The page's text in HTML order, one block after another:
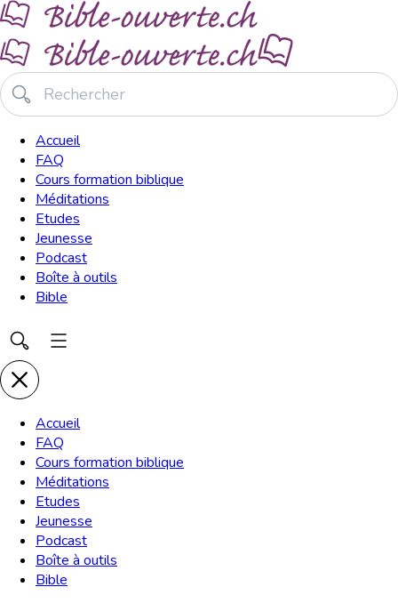
Accueil
FAQ
Cours formation biblique
Méditations
Etudes
Jeunesse
Podcast
Boîte à outils
Bible
Accueil
FAQ
Cours formation biblique
Méditations
Etudes
Jeunesse
Podcast
Boîte à outils
Bible